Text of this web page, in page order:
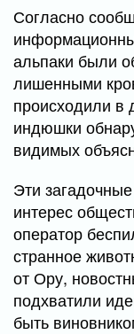
Согласно
альпаки были
лишенными
происходили в
индюшки
видимых
Эти
интерес
оператор
странное
от Ору,
подхватили
быть